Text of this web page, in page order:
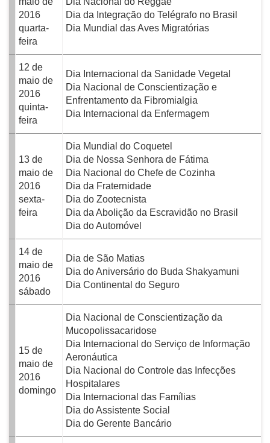
2016
quarta-
feira
Dia da Integração do Telégrafo no Brasil
Dia Mundial das Aves Migratórias
12 de
maio de
2016
quinta-
feira
Dia Internacional da Sanidade Vegetal
Dia Nacional de Conscientização e
Enfrentamento da Fibromialgia
Dia Internacional da Enfermagem
13 de
maio de
2016
sexta-
feira
Dia Mundial do Coquetel
Dia de Nossa Senhora de Fátima
Dia Nacional do Chefe de Cozinha
Dia da Fraternidade
Dia do Zootecnista
Dia da Abolição da Escravidão no Brasil
Dia do Automóvel
14 de
maio de
2016
sábado
Dia de São Matias
Dia do Aniversário do Buda Shakyamuni
Dia Continental do Seguro
15 de
maio de
2016
domingo
Dia Nacional de Conscientização da
Mucopolissacaridose
Dia Internacional do Serviço de Informação
Aeronáutica
Dia Nacional do Controle das Infecções
Hospitalares
Dia Internacional das Famílias
Dia do Assistente Social
Dia do Gerente Bancário